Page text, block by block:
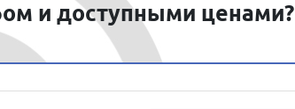
и доступными ценами?